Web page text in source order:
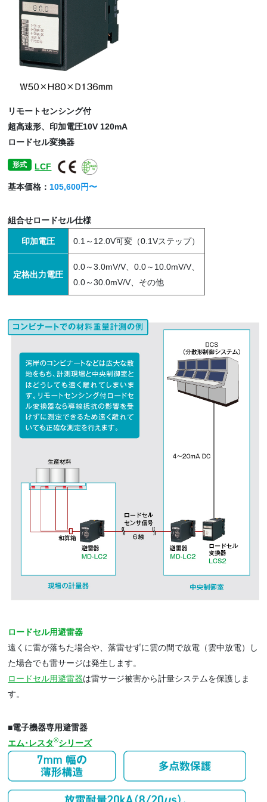
リモートセンシング付
超高速形、印加電圧10V 120mA
ロードセル変換器
形式 LCF
基本価格： 105,600円〜
組合せロードセル仕様
印加電圧 0.1～12.0V可変（0.1Vステップ）
定格出力電圧
0.0～3.0mV/V、0.0～10.0mV/V、
0.0～30.0mV/V、その他
ロードセル用避雷器
遠くに雷が落ちた場合や、落雷せずに雲の間で放電（雲中放電）し
た場合でも雷サージは発生します。
ロードセル用避雷器は雷サージ被害から計量システムを保護しま
す。
■電子機器専用避雷器
エム･レスタ®シリーズ